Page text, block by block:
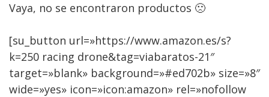
Vaya, no se encontraron productos 🙁
[su_button url=»https://www.amazon.es/s?
k=250 racing drone&tag=viabaratos-21″
target=»blank» background=»#ed702b» size=»8″
wide=»yes» icon=»icon:amazon» rel=»nofollow